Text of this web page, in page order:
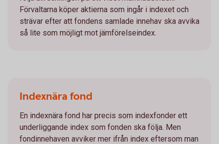
Förvaltarna köper aktierna som ingår i indexet och
strävar efter att fondens samlade innehav ska avvika
så lite som möjligt mot jämförelseindex.
Indexnära fond
En indexnära fond har precis som indexfonder ett
underliggande index som fonden ska följa. Men
fondinnehaven avviker mer ifrån index eftersom man